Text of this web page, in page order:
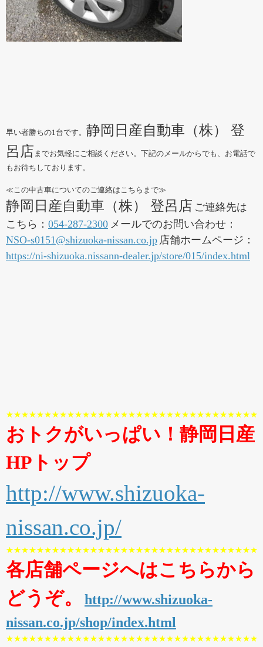
早い者勝ちの1台です。 静岡日産自動車（株） 登
呂店 までお気軽にご相談ください。下記のメールからでも、お電話で
もお待ちしております。
≪この中古車についてのご連絡はこちらまで≫
静岡日産自動車（株） 登呂店 ご連絡先は
こちら： 054-287-2300 メールでのお問い合わせ：
NSO-s0151@shizuoka-nissan.co.jp 店舗ホームページ：
https://ni-shizuoka.nissann-dealer.jp/store/015/index.html
おトクがいっぱい！静岡日産
HPトップ
http://www.shizuoka-
nissan.co.jp/
各店舗ページへはこちらから
どうぞ。
http://www.shizuoka-
nissan.co.jp/shop/index.html